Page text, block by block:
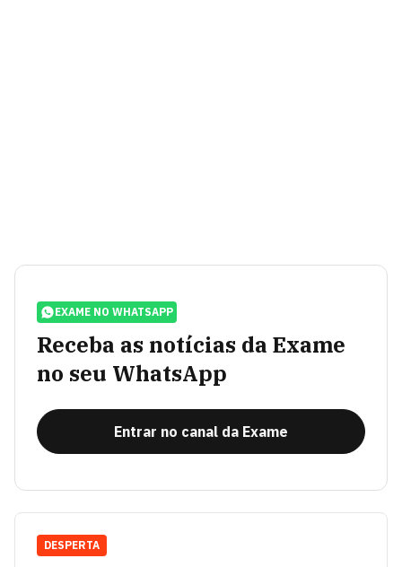
EXAME NO WHATSAPP
Receba as notícias da Exame
no seu WhatsApp
Entrar no canal da Exame
DESPERTA